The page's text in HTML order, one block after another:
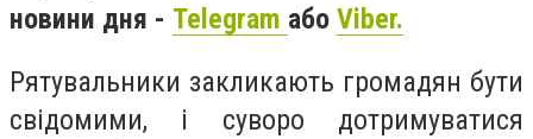
новини дня - Telegram або Viber.
Рятувальники закликають громадян бути
свідомими, і суворо дотримуватися